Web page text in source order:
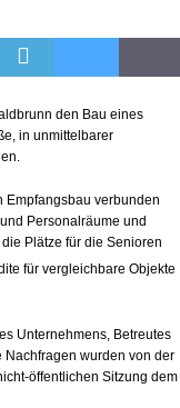
den Bau eines
in unmittelbarer
Empfangsbau verbunden
Personalräume und
Plätze für die Senioren
für vergleichbare Objekte
Unternehmens, Betreutes
wurden von der
öffentlichen Sitzung dem